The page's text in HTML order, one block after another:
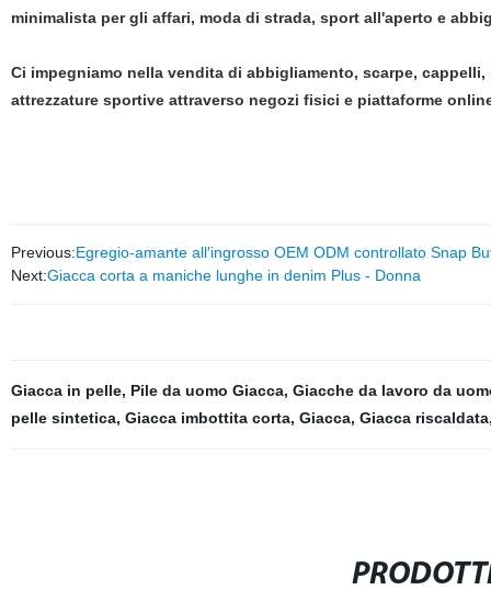
minimalista per gli affari, moda di strada, sport all'aperto e
Ci impegniamo nella vendita di abbigliamento, scarpe,
attrezzature sportive attraverso negozi fisici e piattaforme
Previous:Egregio-amante all′ingrosso OEM ODM controllato Snap
Next:Giacca corta a maniche lunghe in denim Plus - Donna
Giacca in pelle, Pile da uomo Giacca, Giacche da lavoro da
pelle sintetica, Giacca imbottita corta, Giacca, Giacca riscaldata